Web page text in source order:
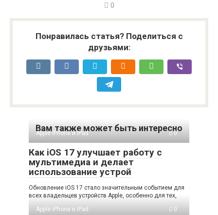
0
Понравилась статья? Поделиться с
друзьями:
Вам также может быть интересно
Apple iPhone и iPad 0
Как iOS 17 улучшает работу с
мультимедиа и делает
использование устрой
Обновление iOS 17 стало значительным событием для
всех владельцев устройств Apple, особенно для тех,
Apple iPhone и iPad
0